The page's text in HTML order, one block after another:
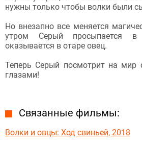
нужны только чтобы волки были
Но внезапно все меняется
утром Серый просыпается
оказывается в отаре овец.
Теперь Серый посмотрит на мир
глазами!
Связанные фильмы:
Волки и овцы: Ход свиньей, 2018